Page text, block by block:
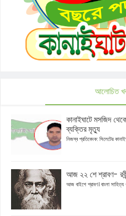
আলোচিত
কানাইঘাটে মসজিদ
ব্যক্তির মৃত্যু
নিজস্ব প্রতিবেদক: সিলেটের
আজ ২২ শে শ্রাবণ-
আজ বাইশে শ্রাবণ। বাংলা সাহিত্য